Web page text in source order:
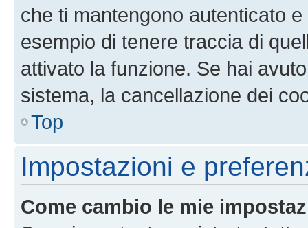
che ti mantengono autenticato
esempio di tenere traccia di
attivato la funzione. Se hai
sistema, la cancellazione dei
Top
Impostazioni e
Come cambio le mie